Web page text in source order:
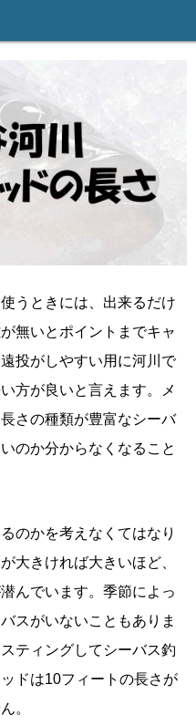
うときには、出来るだけ
無いとポイントまでキャ
投がしやすい用に河川で
方が良いと言えます。メ
さの種類が豊富なシーバ
のか分からなくなること
のかを考えなくてはなり
大きければ大きいほど、
んでいます。季節によっ
スがいないこともありま
ティングしてシーバス釣
ドは10フィートの長さが
。